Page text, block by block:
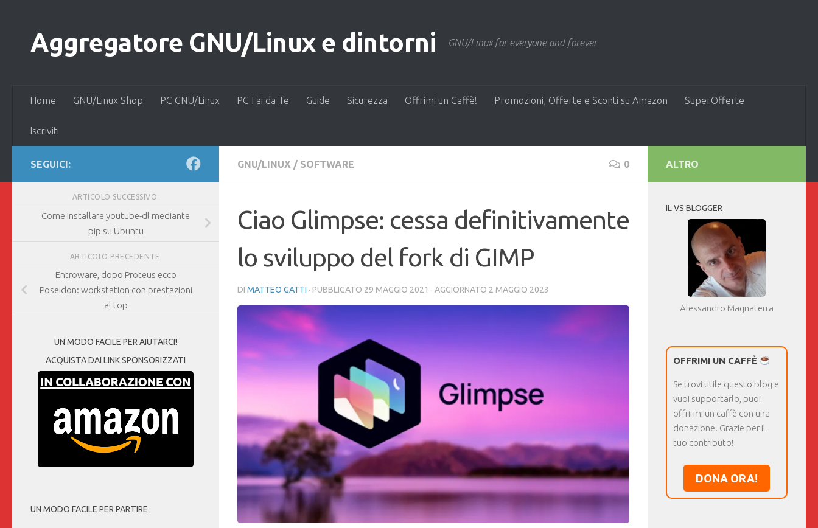
Aggregatore GNU/Linux e dintorni GNU/Linux for everyone and forever
Home GNU/Linux Shop PC GNU/Linux PC Fai da Te Guide Sicurezza Offrimi un Caffè! Promozioni, Offerte e Sconti su Amazon SuperOfferte
Iscriviti
GNU/LINUX / SOFTWARE 0
Ciao Glimpse: cessa definitivamente
lo sviluppo del fork di GIMP
DI MATTEO GATTI · PUBBLICATO 29 MAGGIO 2021 · AGGIORNATO 2 MAGGIO 2023
SEGUICI:
ARTICOLO SUCCESSIVO
Come installare youtube-dl mediante
pip su Ubuntu
ARTICOLO PRECEDENTE
Entroware, dopo Proteus ecco
Poseidon: workstation con prestazioni
al top
UN MODO FACILE PER AIUTARCI!
ACQUISTA DAI LINK SPONSORIZZATI
UN MODO FACILE PER PARTIRE
ALTRO
IL VS BLOGGER
Alessandro Magnaterra
OFFRIMI UN CAFFÈ
Se trovi utile questo blog e
vuoi supportarlo, puoi
offrirmi un caffè con una
donazione. Grazie per il
tuo contributo!
DONA ORA!